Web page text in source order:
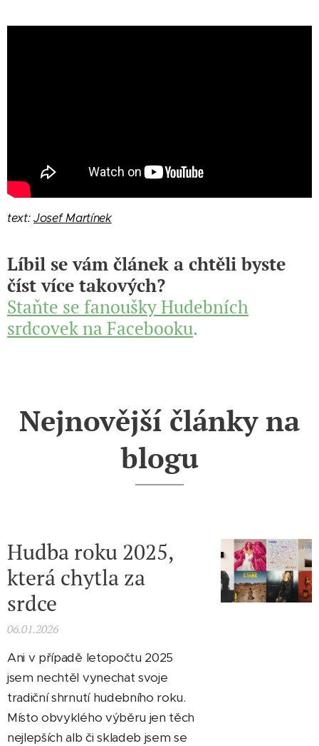
text:Josef Martínek
Líbil se vám článek a chtěli byste
číst více takových?
Staňte se fanoušky Hudebních
srdcovek na Facebooku.
Nejnovější články na
blogu
Hudba roku 2025,
která chytla za
srdce
06.01.2026
Ani v případě letopočtu 2025
jsem nechtěl vynechat svoje
tradiční shrnutí hudebního roku.
Místo obvyklého výběru jen těch
nejlepších alb či skladeb jsem se